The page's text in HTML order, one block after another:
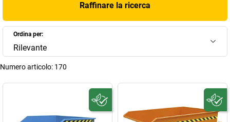
Raffinare la ricerca
Ordina per:
Rilevante
Numero articolo: 170